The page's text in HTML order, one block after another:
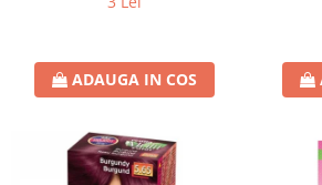
ADAUGA IN COS